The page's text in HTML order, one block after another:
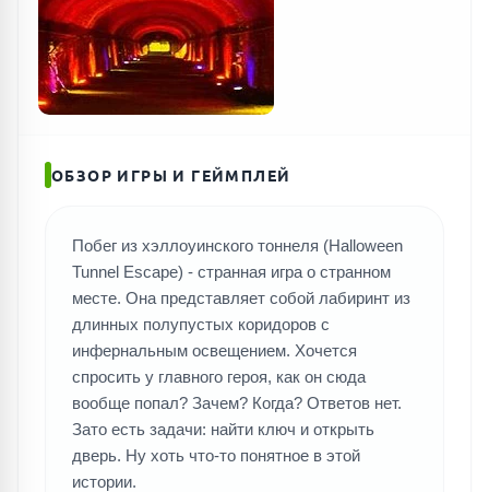
ОБЗОР ИГРЫ И ГЕЙМПЛЕЙ
Побег из хэллоуинского тоннеля (Halloween
Tunnel Escape) - странная игра о странном
месте. Она представляет собой лабиринт из
длинных полупустых коридоров с
инфернальным освещением. Хочется
спросить у главного героя, как он сюда
вообще попал? Зачем? Когда? Ответов нет.
Зато есть задачи: найти ключ и открыть
дверь. Ну хоть что-то понятное в этой
истории.